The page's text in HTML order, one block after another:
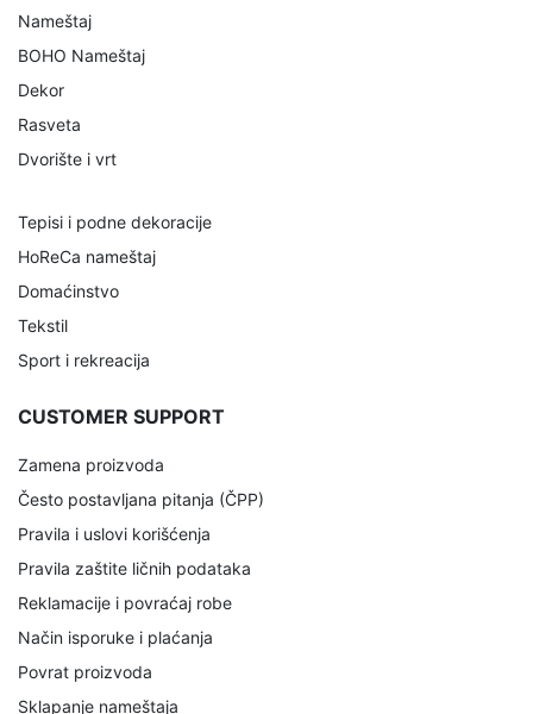
Nameštaj
BOHO Nameštaj
Dekor
Rasveta
Dvorište i vrt
Tepisi i podne dekoracije
HoReCa nameštaj
Domaćinstvo
Tekstil
Sport i rekreacija
CUSTOMER SUPPORT
Zamena proizvoda
Često postavljana pitanja (ČPP)
Pravila i uslovi korišćenja
Pravila zaštite ličnih podataka
Reklamacije i povraćaj robe
Način isporuke i plaćanja
Povrat proizvoda
Sklapanje nameštaja